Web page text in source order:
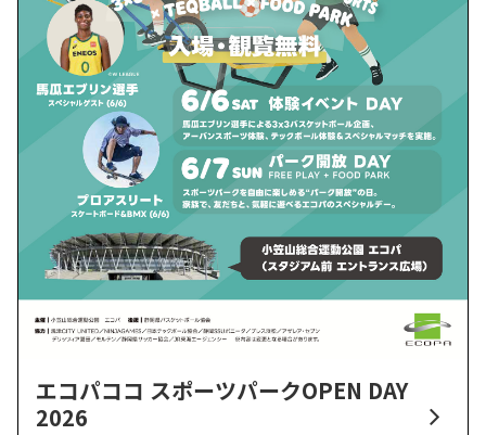
エコパココ スポーツパークOPEN DAY
2026